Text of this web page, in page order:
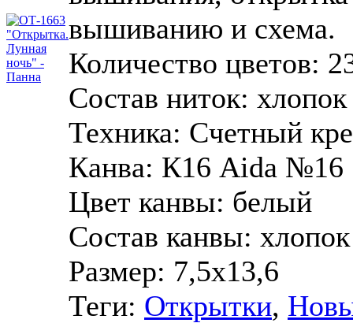
вышиванию и схема.
Количество цветов:
Состав ниток: хлопок
Техника: Счетный
Канва: К16 Aida №16
Цвет канвы: белый
Состав канвы: хлопок
Размер: 7,5х13,6
Теги: Открытки,